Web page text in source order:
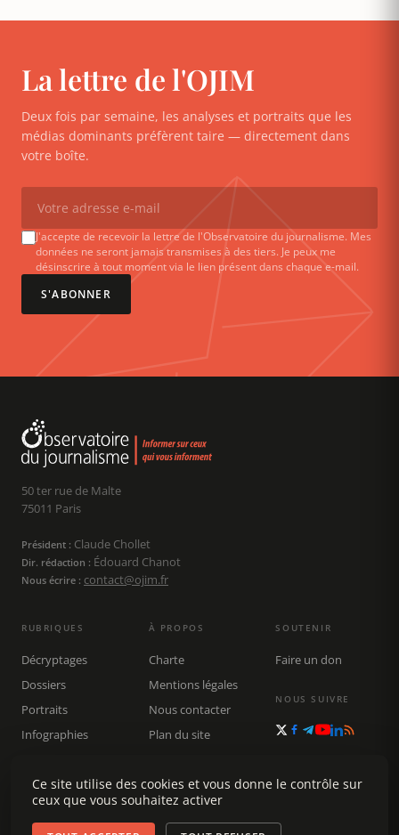
La lettre de l'OJIM
Deux fois par semaine, les analyses et portraits que les
médias dominants préfèrent taire — directement dans
votre boîte.
J'accepte de recevoir la lettre de l'Observatoire du journalisme. Mes
données ne seront jamais transmises à des tiers. Je peux me
désinscrire à tout moment via le lien présent dans chaque e-mail.
S'ABONNER
50 ter rue de Malte
75011 Paris
Président : Claude Chollet
Dir. rédaction : Édouard Chanot
Nous écrire : contact@ojim.fr
RUBRIQUES
Décryptages
Dossiers
Portraits
Infographies
Rechercher
À PROPOS
Charte
Mentions légales
Nous contacter
Plan du site
SOUTENIR
Faire un don
NOUS SUIVRE
Ce site utilise des cookies et vous donne le contrôle sur
ceux que vous souhaitez activer